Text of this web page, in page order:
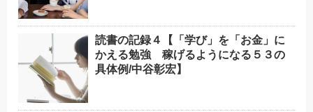
読書の記録４【「学び」を「お金」に
かえる勉強 稼げるようになる５３の
具体例/中谷彰宏】